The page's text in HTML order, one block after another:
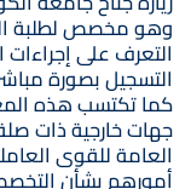
وهو مخصص لطلبة
التعرف على
التسجيل بصورة
كما تكتسب هذه
جهات خارجية ذات
العامة للقوى
أمورهم بشأن